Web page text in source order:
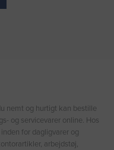
nemt og hurtigt kan bestille
og servicevarer online. Hos
for dagligvarer og
arbejdstøj,